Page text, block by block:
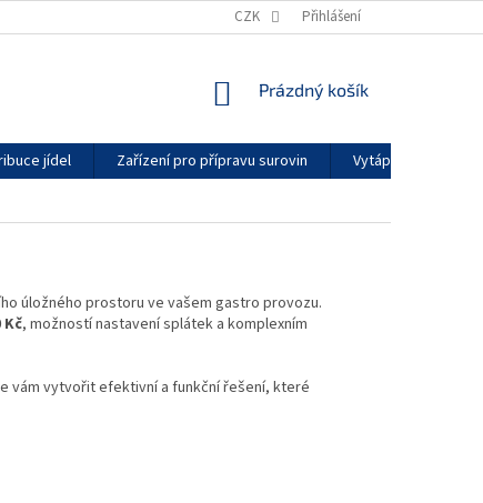
ZÁRUČNÍ PODMÍNKY DODACÍ LHŮTY
CZK Přihlášení
NÁKUPNÍ
Prázdný košík
jídel Zařízení pro přípravu surovin
Vytápění a
úložného prostoru ve vašem gastro provozu.
Kč, možností nastavení splátek a komplexním
vám vytvořit efektivní a funkční řešení, které